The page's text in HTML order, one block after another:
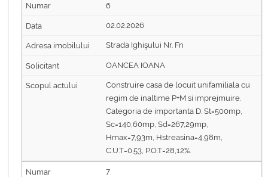
6
02.02.2026
Strada Ighişului Nr. Fn
OANCEA IOANA
Construire casa de locuit unifamiliala cu
regim de inaltime P+M si imprejmuire.
Categoria de importanta D. St=500mp,
Sc=140,60mp, Sd=267,29mp,
Hmax=7,93m, Hstreasina=4,98m,
C.U.T=0.53, P.O.T=28,12%.
7